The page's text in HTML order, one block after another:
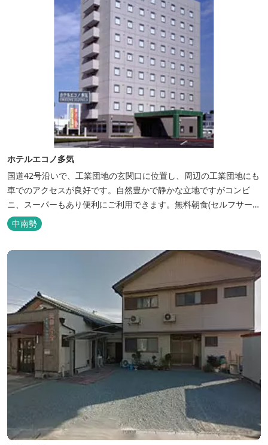
ホテルエコノ多気
国道42号沿いで、工業団地の玄関口に位置し、周辺の工業団地にも
車でのアクセスが良好です。自然豊かで静かな立地ですがコンビ
ニ、スーパーもあり便利にご利用できます。無料朝食(セルフサービ
ス)、大型無料駐車場も完備。
中南勢